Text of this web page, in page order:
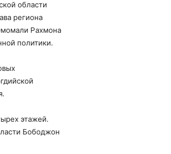
области
региона
Рахмона
политики.
этажей.
Бободжон